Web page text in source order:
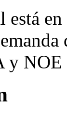
está
y NOE